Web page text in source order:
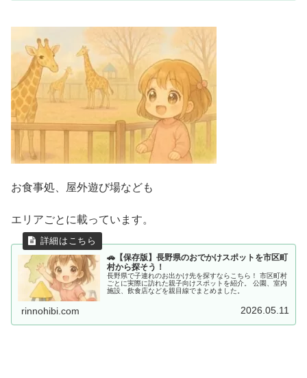
お食事処、屋外遊び場なども
エリアごとに載っています。
🚗【保存版】長野県のおでかけスポットを市区町
村から探そう！
長野県で子連れのお出かけ先を探すならこちら！ 市区町村
ごとに実際に訪れた親子向けスポットを紹介。 公園、室内
施設、飲食店などを親目線でまとめました。
rinnohibi.com 2026.05.11